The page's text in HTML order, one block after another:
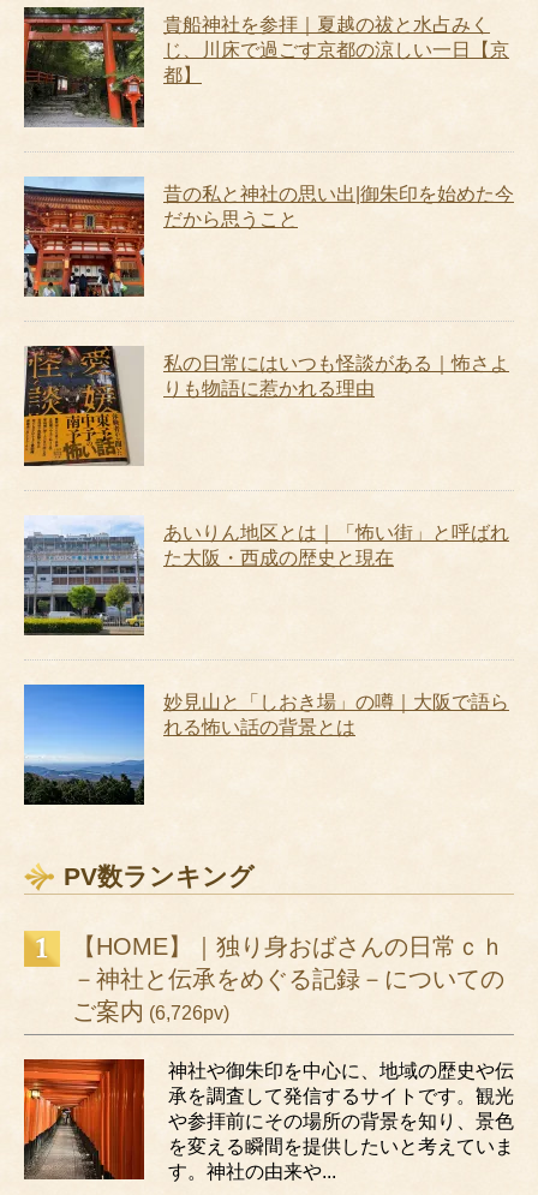
貴船神社を参拝｜夏越の祓と水占みく
じ、川床で過ごす京都の涼しい一日【京
都】
昔の私と神社の思い出|御朱印を始めた今
だから思うこと
私の日常にはいつも怪談がある｜怖さよ
りも物語に惹かれる理由
あいりん地区とは｜「怖い街」と呼ばれ
た大阪・西成の歴史と現在
妙見山と「しおき場」の噂｜大阪で語ら
れる怖い話の背景とは
PV数ランキング
【HOME】｜独り身おばさんの日常ｃｈ
－神社と伝承をめぐる記録－についての
ご案内 (6,726pv)
神社や御朱印を中心に、地域の歴史や伝
承を調査して発信するサイトです。観光
や参拝前にその場所の背景を知り、景色
を変える瞬間を提供したいと考えていま
す。神社の由来や...